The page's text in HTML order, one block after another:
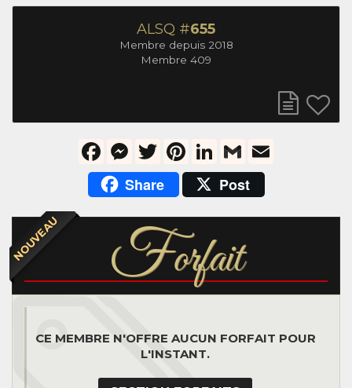
ALSQ #655
Membre depuis 2018
Membre 409
FacebookMessenger
TwitterPinterestLinkedIn
Gmail
Share Post
NOUVEAU Forfait
CE MEMBRE N'OFFRE AUCUN FORFAIT POUR
L'INSTANT.